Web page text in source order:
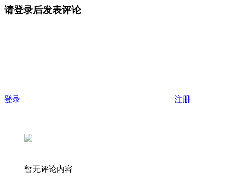
请登录后发表评论
登录 注册
暂无评论内容